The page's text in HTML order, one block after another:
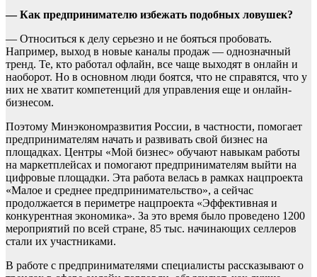
— Как предпринимателю избежать подобных ловушек?
— Относиться к делу серьезно и не бояться пробовать.
Например, выход в новые каналы продаж — однозначный
тренд. Те, кто работал офлайн, все чаще выходят в онлайн и
наоборот. Но в основном люди боятся, что не справятся, что у
них не хватит компетенций для управления еще и онлайн-
бизнесом.
Поэтому Минэкономразвития России, в частности, помогает
предпринимателям начать и развивать свой бизнес на
площадках. Центры «Мой бизнес» обучают навыкам работы
на маркетплейсах и помогают предпринимателям выйти на
цифровые площадки. Эта работа велась в рамках нацпроекта
«Малое и среднее предпринимательство», а сейчас
продолжается в периметре нацпроекта «Эффективная и
конкурентная экономика». За это время было проведено 1200
мероприятий по всей стране, 85 тыс. начинающих селлеров
стали их участниками.
В работе с предпринимателями специалисты рассказывают о